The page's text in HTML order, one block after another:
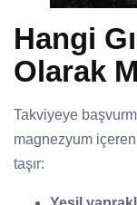
Hangi
Olarak
Takviyeye
magnezyum
taşır: